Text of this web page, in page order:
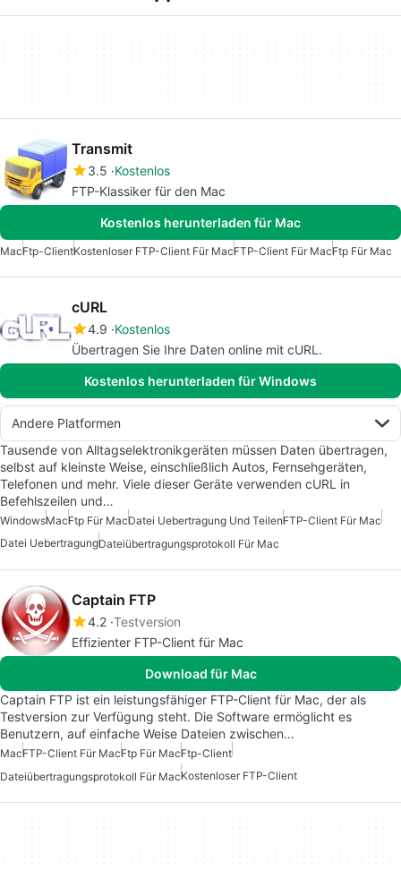
Transmit
3.5 Kostenlos
FTP-Klassiker für den Mac
Kostenlos herunterladen für Mac
MacFtp-ClientKostenloser FTP-Client Für MacFTP-Client Für MacFtp Für Mac
cURL
4.9 Kostenlos
Übertragen Sie Ihre Daten online mit cURL.
Kostenlos herunterladen für Windows
Andere Platformen
Tausende von Alltagselektronikgeräten müssen Daten übertragen,
selbst auf kleinste Weise, einschließlich Autos, Fernsehgeräten,
Telefonen und mehr. Viele dieser Geräte verwenden cURL in
Befehlszeilen und…
WindowsMacFtp Für MacDatei Uebertragung Und TeilenFTP-Client Für Mac
Datei UebertragungDateiübertragungsprotokoll Für Mac
Captain FTP
4.2 Testversion
Effizienter FTP-Client für Mac
Download für Mac
Captain FTP ist ein leistungsfähiger FTP-Client für Mac, der als
Testversion zur Verfügung steht. Die Software ermöglicht es
Benutzern, auf einfache Weise Dateien zwischen…
MacFTP-Client Für MacFtp Für MacFtp-Client
Dateiübertragungsprotokoll Für MacKostenloser FTP-Client